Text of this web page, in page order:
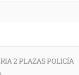
2 PLAZAS POLICÍA